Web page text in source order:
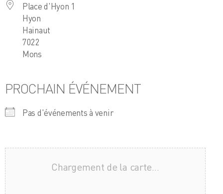
Place d'Hyon 1
Hyon
Hainaut
7022
Mons
PROCHAIN ÉVÉNEMENT
Pas d'événements à venir
Chargement de la carte…